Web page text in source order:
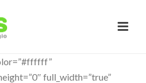
full_width=”true”